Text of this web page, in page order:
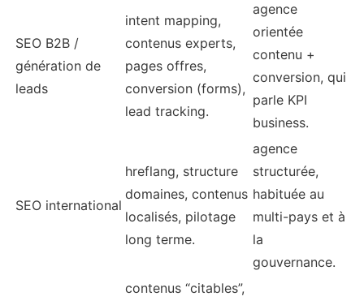
SEO B2B /
génération de
leads
intent mapping,
contenus experts,
pages offres,
conversion (forms),
lead tracking.
agence
orientée
contenu +
conversion, qui
parle KPI
business.
SEO international
hreflang, structure
domaines, contenus
localisés, pilotage
long terme.
agence
structurée,
habituée au
multi-pays et à
la
gouvernance.
contenus “citables”,